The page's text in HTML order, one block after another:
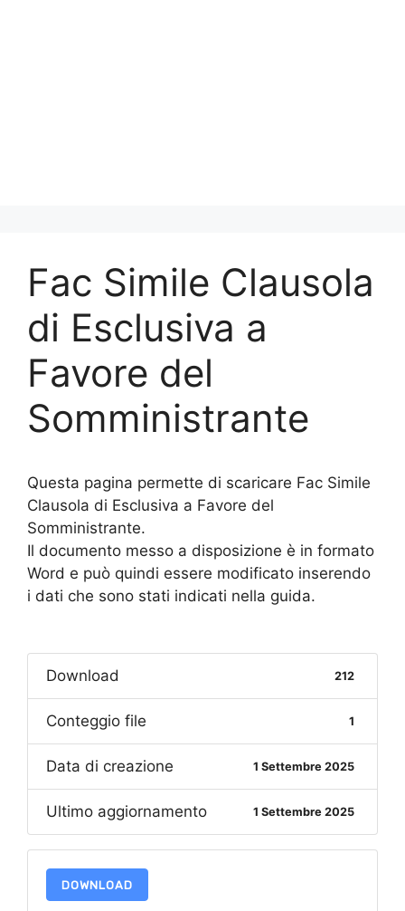
Fac Simile Clausola
di Esclusiva a
Favore del
Somministrante
Questa pagina permette di scaricare Fac Simile
Clausola di Esclusiva a Favore del
Somministrante.
Il documento messo a disposizione è in formato
Word e può quindi essere modificato inserendo
i dati che sono stati indicati nella guida.
Download 212
Conteggio file 1
Data di creazione 1 Settembre 2025
Ultimo aggiornamento 1 Settembre 2025
DOWNLOAD